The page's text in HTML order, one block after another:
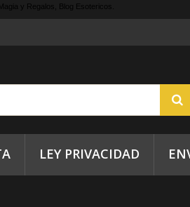
y Regalos, Blog Esotericos.
LEY PRIVACIDAD